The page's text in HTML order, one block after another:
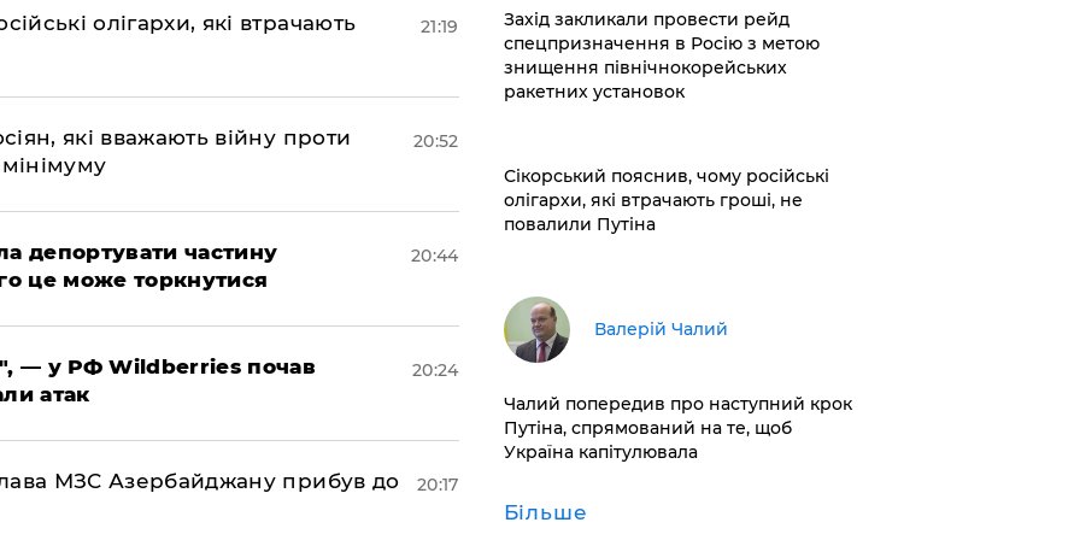
олігархи, які втрачають 21:19
які вважають війну проти
20:52
депортувати частину
це може торкнутися
20:44
— у РФ Wildberries почав
атак
20:24
МЗС Азербайджану прибув до 20:17
​Захід закликали провести рейд
спецпризначення в Росію з метою
знищення північнокорейських
ракетних установок
​Сікорський пояснив, чому російські
олігархи, які втрачають гроші, не
повалили Путіна
Валерій Чалий
​Чалий попередив про наступний крок
Путіна, спрямований на те, щоб
Україна капітулювала
Більше